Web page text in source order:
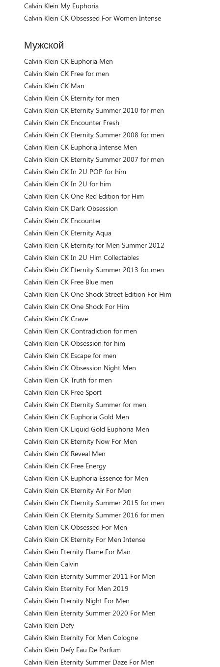
Calvin Klein My Euphoria
Calvin Klein CK Obsessed For Women Intense
Мужской
Calvin Klein CK Euphoria Men
Calvin Klein CK Free for men
Calvin Klein CK Man
Calvin Klein CK Eternity for men
Calvin Klein CK Eternity Summer 2010 for men
Calvin Klein CK Encounter Fresh
Calvin Klein CK Eternity Summer 2008 for men
Calvin Klein CK Euphoria Intense Men
Calvin Klein CK Eternity Summer 2007 for men
Calvin Klein CK In 2U POP for him
Calvin Klein CK In 2U for him
Calvin Klein CK One Red Edition for Him
Calvin Klein CK Dark Obsession
Calvin Klein CK Encounter
Calvin Klein CK Eternity Aqua
Calvin Klein CK Eternity for Men Summer 2012
Calvin Klein CK In 2U Him Collectables
Calvin Klein CK Eternity Summer 2013 for men
Calvin Klein CK Free Blue men
Calvin Klein CK One Shock Street Edition For Him
Calvin Klein CK One Shock For Him
Calvin Klein CK Crave
Calvin Klein CK Contradiction for men
Calvin Klein CK Obsession for him
Calvin Klein CK Escape for men
Calvin Klein CK Obsession Night Men
Calvin Klein CK Truth for men
Calvin Klein CK Free Sport
Calvin Klein CK Eternity Summer for men
Calvin Klein CK Euphoria Gold Men
Calvin Klein CK Liquid Gold Euphoria Men
Calvin Klein CK Eternity Now For Men
Calvin Klein CK Reveal Men
Calvin Klein CK Free Energy
Calvin Klein CK Euphoria Essence for Men
Calvin Klein CK Eternity Air For Men
Calvin Klein CK Eternity Summer 2015 for men
Calvin Klein CK Eternity Summer 2016 for men
Calvin Klein CK Obsessed For Men
Calvin Klein CK Eternity For Men Intense
Calvin Klein Eternity Flame For Man
Calvin Klein Calvin
Calvin Klein Eternity Summer 2011 For Men
Calvin Klein Eternity For Men 2019
Calvin Klein Eternity Night For Men
Calvin Klein Eternity Summer 2020 For Men
Calvin Klein Defy
Calvin Klein Eternity For Men Cologne
Calvin Klein Defy Eau De Parfum
Calvin Klein Eternity Summer Daze For Men